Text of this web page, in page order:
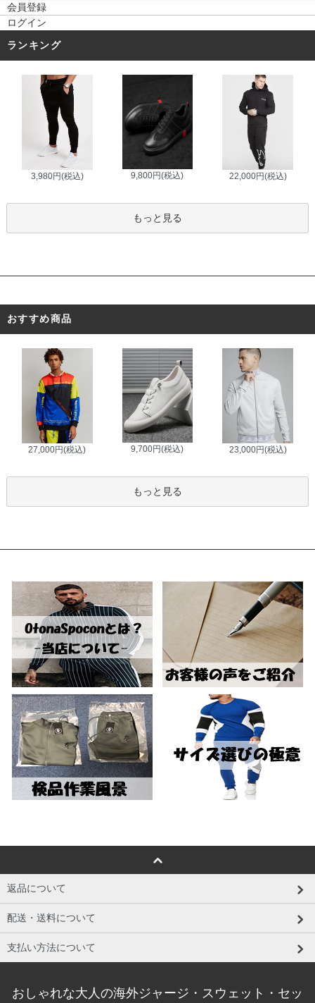
会員登録
ログイン
ランキング
3,980円(税込) 9,800円(税込) 22,000円(税込)
もっと見る
おすすめ商品
27,000円(税込) 9,700円(税込) 23,000円(税込)
もっと見る
返品について
配送・送料について
支払い方法について
おしゃれな大人の海外ジャージ・スウェット・セッ